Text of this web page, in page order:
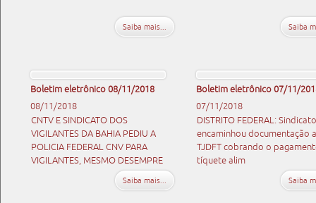
Saiba mais... Saiba
Boletim eletrônico 08/11/2018
08/11/2018
CNTV E SINDICATO DOS
VIGILANTES DA BAHIA PEDIU A
POLICIA FEDERAL CNV PARA
VIGILANTES, MESMO DESEMPRE
Saiba mais...
Boletim eletrônico 07/11/
07/11/2018
DISTRITO FEDERAL:
encaminhou documentação
TJDFT cobrando o
tíquete alim
Saiba